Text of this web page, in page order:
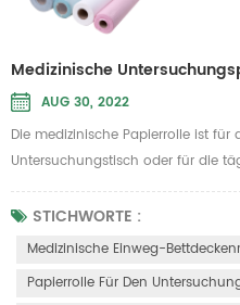
Medizinische
AUG 30, 2022
Die medizinische Papierrolle ist
Untersuchungstisch oder für die
ist sehr sicher und hygienisch,
Schadstoffe zu verhindern. Daher
Allgemeinkrankenhäusern oder
Substanzen zu iso...
STICHWORTE :
Medizinische Einweg-
Papierrolle Für Den